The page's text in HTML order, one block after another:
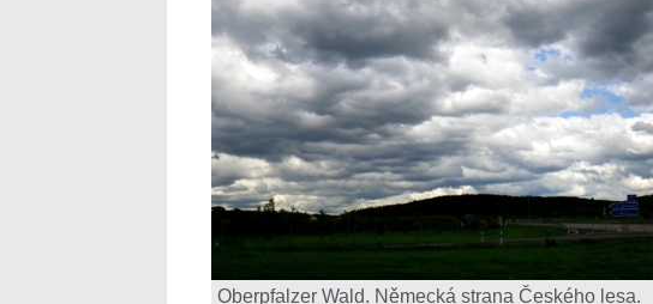
Oberpfalzer Wald. Německá strana Českého lesa.